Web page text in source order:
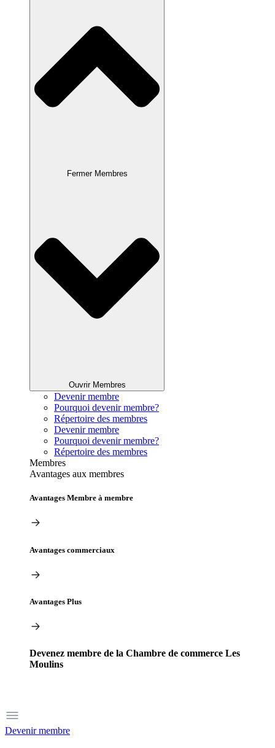
Fermer Membres
Ouvrir Membres
Devenir membre
Pourquoi devenir membre?
Répertoire des membres
Devenir membre
Pourquoi devenir membre?
Répertoire des membres
Membres
Avantages aux membres
Avantages Membre à membre
Avantages commerciaux
Avantages Plus
Devenez membre de la Chambre de commerce Les
Moulins
Devenir membre